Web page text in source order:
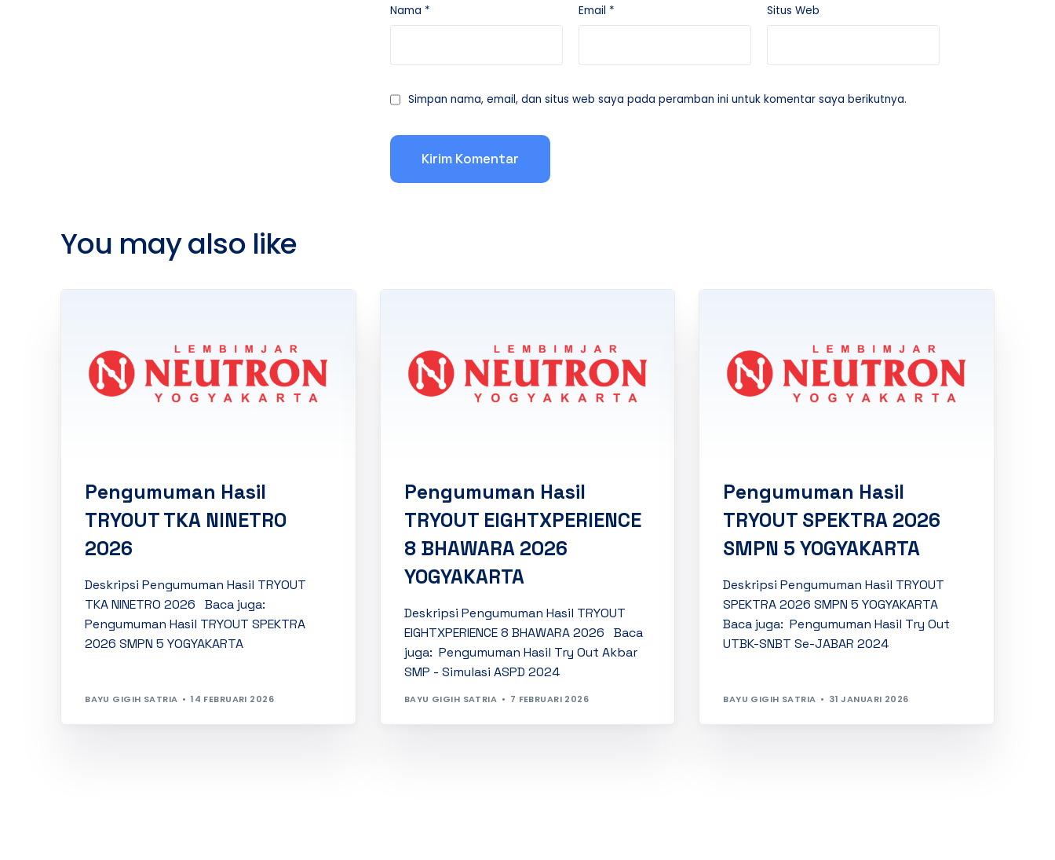
Nama * Email * Situs Web
Simpan nama, email, dan situs web saya pada peramban ini untuk komentar saya berikutnya.
You may also like
Pengumuman Hasil
TRYOUT TKA NINETRO
2026
Deskripsi Pengumuman Hasil TRYOUT
TKA NINETRO 2026 Baca juga:
Pengumuman Hasil TRYOUT SPEKTRA
2026 SMPN 5 YOGYAKARTA
BAYU GIGIH SATRIA 14 FEBRUARI 2026
Pengumuman Hasil
TRYOUT EIGHTXPERIENCE
8 BHAWARA 2026
YOGYAKARTA
Deskripsi Pengumuman Hasil TRYOUT
EIGHTXPERIENCE 8 BHAWARA 2026 Baca
juga: Pengumuman Hasil Try Out Akbar
SMP - Simulasi ASPD 2024
BAYU GIGIH SATRIA 7 FEBRUARI 2026
Pengumuman Hasil
TRYOUT SPEKTRA 2026
SMPN 5 YOGYAKARTA
Deskripsi Pengumuman Hasil TRYOUT
SPEKTRA 2026 SMPN 5 YOGYAKARTA
Baca juga: Pengumuman Hasil Try Out
UTBK-SNBT Se-JABAR 2024
BAYU GIGIH SATRIA 31 JANUARI 2026